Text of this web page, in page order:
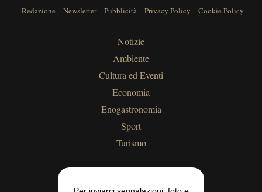
Redazione –Newsletter–Pubblicità–Privacy Policy –Cookie Policy
Notizie
Ambiente
Cultura ed Eventi
Economia
Enogastronomia
Sport
Turismo